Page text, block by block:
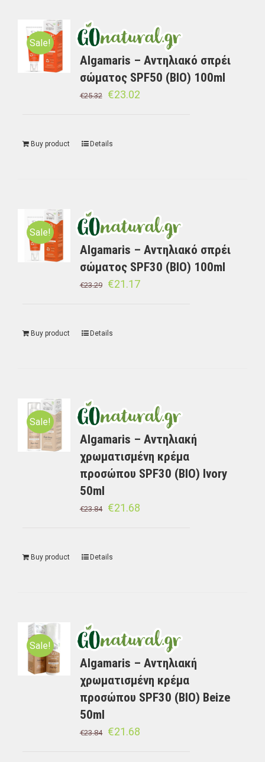
Sale!
Algamaris – Αντηλιακό σπρέι
σώματος SPF50 (BIO) 100ml
€25.32 €23.02
Buy product Details
Sale!
Algamaris – Αντηλιακό σπρέι
σώματος SPF30 (BIO) 100ml
€23.29 €21.17
Buy product Details
Sale!
Algamaris – Αντηλιακή
χρωματισμένη κρέμα
προσώπου SPF30 (BIO) Ivory
50ml
€23.84 €21.68
Buy product Details
Sale!
Algamaris – Αντηλιακή
χρωματισμένη κρέμα
προσώπου SPF30 (BIO) Beize
50ml
€23.84 €21.68